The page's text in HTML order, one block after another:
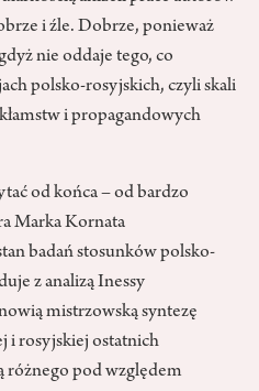
i źle. Dobrze, ponieważ
nie oddaje tego, co
polsko-rosyjskich, czyli skali
i propagandowych
od końca – od bardzo
Marka Kornata
badań stosunków polsko-
z analizą Inessy
mistrzowską syntezę
i rosyjskiej ostatnich
różnego pod względem